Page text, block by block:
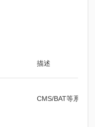
描述
CMS/BAT等系列